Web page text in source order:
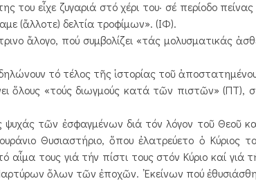
του εἶχε ζυγαριά στό χέρι του· σέ περίοδο
(ἄλλοτε) δελτία τροφίμων». (ΙΦ).
ἄλογο, πού συμβολίζει «τάς μολυσματικάς
τό τέλος τῆς ἱστορίας τοῦ
ὅλους «τούς διωγμούς κατά τῶν πιστῶν» (ΠΤ),
τῶν ἐσφαγμένων διά τόν λόγον τοῦ Θεοῦ
Θυσιαστήριο, ὅπου ἐλατρεύετο ὁ Κύριος
αἷμα τους γιά τήν πίστι τους στόν Κύριο καί
ὅλων τῶν ἐποχῶν. ᾿Εκείνων πού